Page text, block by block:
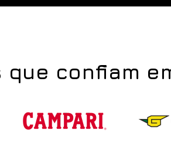
que confiam